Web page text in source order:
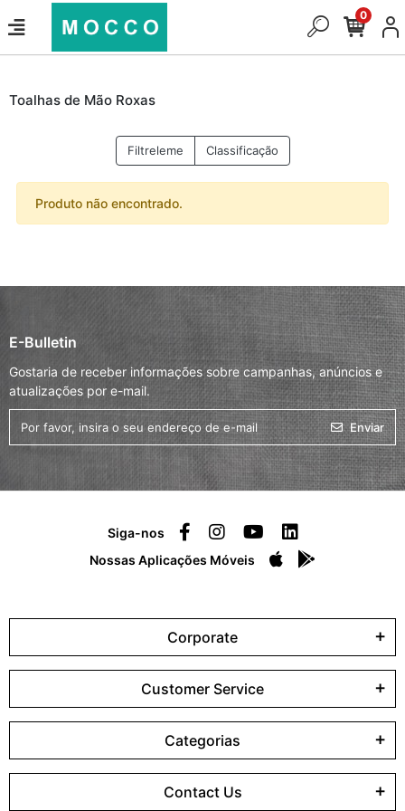
0
Toalhas de Mão Roxas
Filtreleme Classificação
Produto não encontrado.
E-Bulletin
Gostaria de receber informações sobre campanhas, anúncios e
atualizações por e-mail.
Enviar
Siga-nos
Nossas Aplicações Móveis
Corporate
Customer Service
Categorias
Contact Us